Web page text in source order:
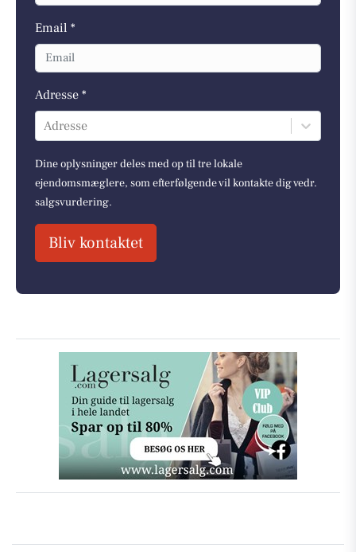
Email *
Adresse *
Adresse
Dine oplysninger deles med op til tre lokale
ejendomsmæglere, som efterfølgende vil kontakte dig vedr.
salgsvurdering.
Bliv kontaktet